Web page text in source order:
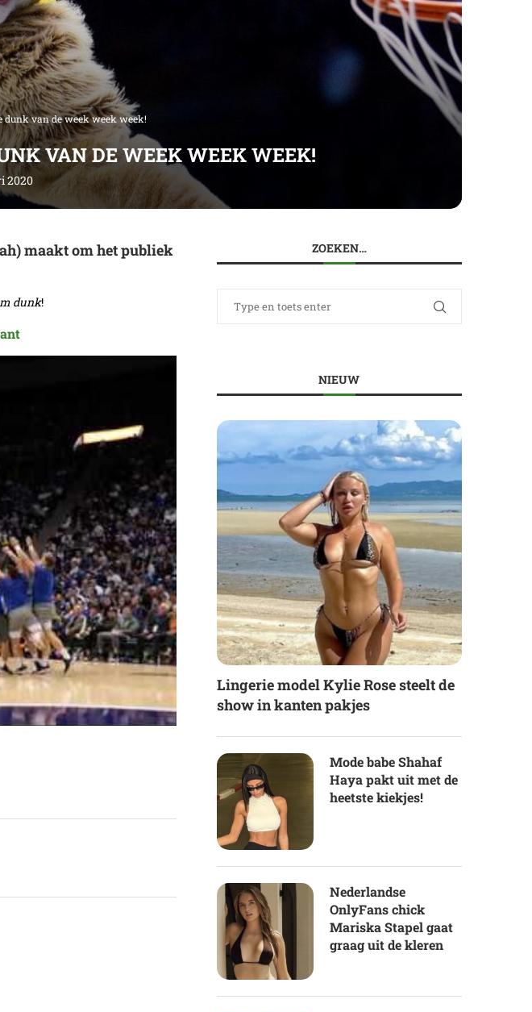
dunk van de week week week!
VAN DE WEEK WEEK WEEK!
2020
maakt om het publiek
dunk!
ZOEKEN…
NIEUW
Lingerie model Kylie Rose steelt de
show in kanten pakjes
Mode babe Shahaf
Haya pakt uit met de
heetste kiekjes!
Nederlandse
OnlyFans chick
Mariska Stapel gaat
graag uit de kleren